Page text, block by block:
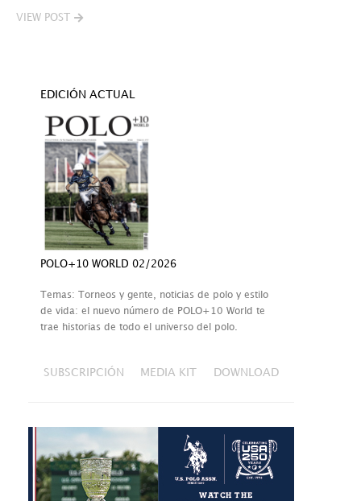
VIEW POST
EDICIÓN ACTUAL
POLO+10 WORLD 02/2026
Temas: Torneos y gente, noticias de polo y estilo
de vida: el nuevo número de POLO+10 World te
trae historias de todo el universo del polo.
SUBSCRIPCIÓN MEDIA KIT DOWNLOAD